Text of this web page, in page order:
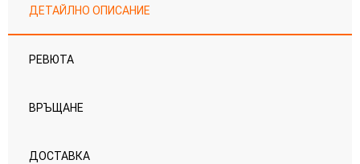
ДЕТАЙЛНО ОПИСАНИЕ
РЕВЮТА
ВРЪЩАНЕ
ДОСТАВКА